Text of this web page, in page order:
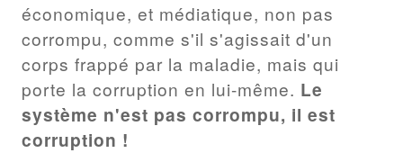
économique, et médiatique, non pas
corrompu, comme s'il s'agissait d'un
corps frappé par la maladie, mais qui
porte la corruption en lui-même. Le
système n'est pas corrompu, il est
corruption !